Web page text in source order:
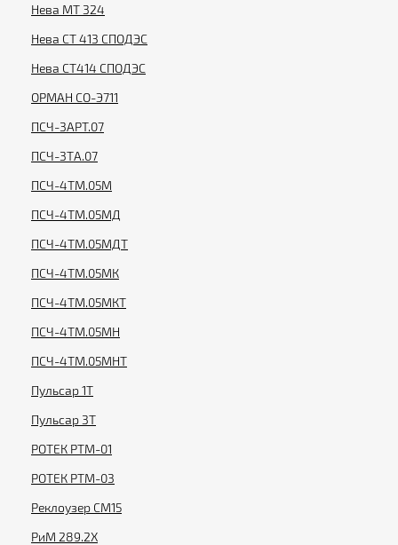
Нева МТ 324
Нева СТ 413 СПОДЭС
Нева СТ414 СПОДЭС
ОРМАН СО-Э711
ПСЧ-3АРТ.07
ПСЧ-3ТА.07
ПСЧ-4ТМ.05М
ПСЧ-4ТМ.05МД
ПСЧ-4ТМ.05МДТ
ПСЧ-4ТМ.05МК
ПСЧ-4ТМ.05МКТ
ПСЧ-4ТМ.05МН
ПСЧ-4ТМ.05МНТ
Пульсар 1T
Пульсар 3T
РОТЕК РТМ-01
РОТЕК РТМ-03
Реклоузер СМ15
РиМ 289.2X